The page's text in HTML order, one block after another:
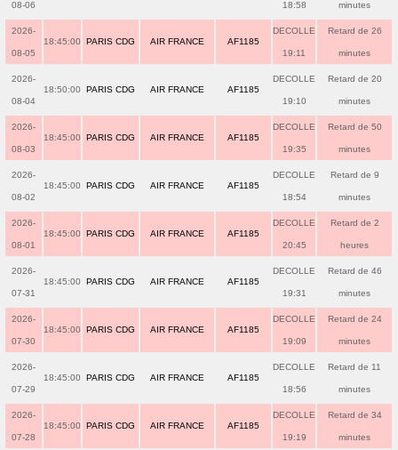
08-06 18:58 minutes
2026-
08-05
18:45:00 PARIS CDG AIR FRANCE AF1185
DECOLLE
19:11
Retard de 26
minutes
2026-
08-04
18:50:00 PARIS CDG AIR FRANCE AF1185
DECOLLE
19:10
Retard de 20
minutes
2026-
08-03
18:45:00 PARIS CDG AIR FRANCE AF1185
DECOLLE
19:35
Retard de 50
minutes
2026-
08-02
18:45:00 PARIS CDG AIR FRANCE AF1185
DECOLLE
18:54
Retard de 9
minutes
2026-
08-01
18:45:00 PARIS CDG AIR FRANCE AF1185
DECOLLE
20:45
Retard de 2
heures
2026-
07-31
18:45:00 PARIS CDG AIR FRANCE AF1185
DECOLLE
19:31
Retard de 46
minutes
2026-
07-30
18:45:00 PARIS CDG AIR FRANCE AF1185
DECOLLE
19:09
Retard de 24
minutes
2026-
07-29
18:45:00 PARIS CDG AIR FRANCE AF1185
DECOLLE
18:56
Retard de 11
minutes
2026-
07-28
18:45:00 PARIS CDG AIR FRANCE AF1185
DECOLLE
19:19
Retard de 34
minutes